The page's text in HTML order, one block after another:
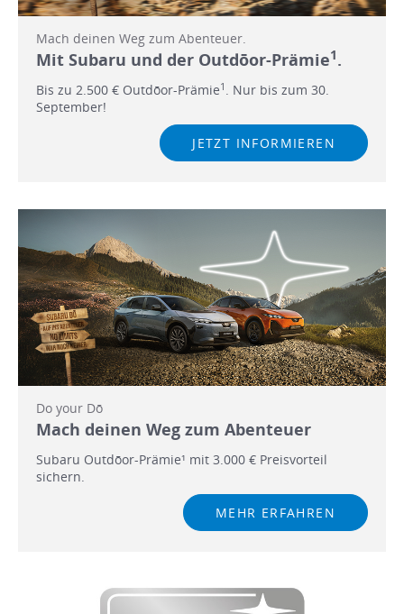
Mach deinen Weg zum Abenteuer.
Mit Subaru und der Outdōor-Prämie1.
Bis zu 2.500 € Outdōor-Prämie1 . Nur bis zum 30.
September!
JETZT INFORMIEREN
Do your Dō
Mach deinen Weg zum Abenteuer
Subaru Outdōor-Prämie¹ mit 3.000 € Preisvorteil
sichern.
MEHR ERFAHREN